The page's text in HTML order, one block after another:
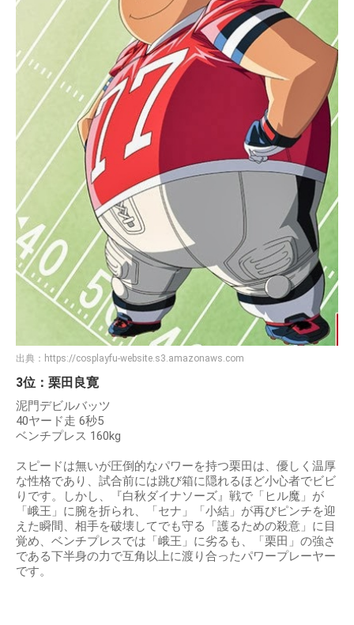
出典： https://cosplayfu-website.s3.amazonaws.com
3位：栗田良寛
泥門デビルバッツ
40ヤード走 6秒5
ベンチプレス 160kg
スピードは無いが圧倒的なパワーを持つ栗田は、優しく温厚
な性格であり、試合前には跳び箱に隠れるほど小心者でビビ
りです。しかし、『白秋ダイナソーズ』戦で「ヒル魔」が
「峨王」に腕を折られ、「セナ」「小結」が再びピンチを迎
えた瞬間、相手を破壊してでも守る「護るための殺意」に目
覚め、ベンチプレスでは「峨王」に劣るも、「栗田」の強さ
である下半身の力で互角以上に渡り合ったパワープレーヤー
です。